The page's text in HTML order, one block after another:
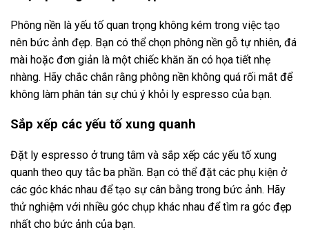
Phông nền là yếu tố quan trọng không kém trong việc tạo
nên bức ảnh đẹp. Bạn có thể chọn phông nền gỗ tự nhiên, đá
mài hoặc đơn giản là một chiếc khăn ăn có họa tiết nhẹ
nhàng. Hãy chắc chắn rằng phông nền không quá rối mắt để
không làm phân tán sự chú ý khỏi ly espresso của bạn.
Sắp xếp các yếu tố xung quanh
Đặt ly espresso ở trung tâm và sắp xếp các yếu tố xung
quanh theo quy tắc ba phần. Bạn có thể đặt các phụ kiện ở
các góc khác nhau để tạo sự cân bằng trong bức ảnh. Hãy
thử nghiệm với nhiều góc chụp khác nhau để tìm ra góc đẹp
nhất cho bức ảnh của bạn.